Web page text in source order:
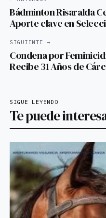
Bádminton Risaralda
Aporte clave en
SIGUIENTE →
Condena por
Recibe 31 Años de
SIGUE LEYENDO
Te puede